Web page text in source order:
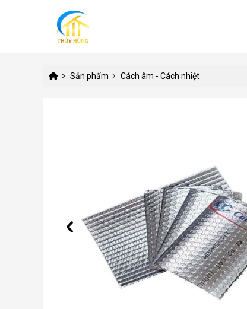
Sản phẩm Cách âm - Cách nhiệt